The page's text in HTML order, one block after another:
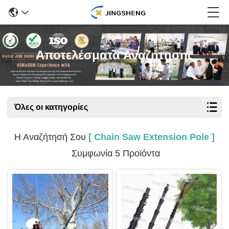
Αποτελέσματα Αναζήτησης
Όλες οι κατηγορίες
Η Αναζήτησή Σου [ Chain Saw Extension Pole ]
Συμφωνία 5 Προϊόντα